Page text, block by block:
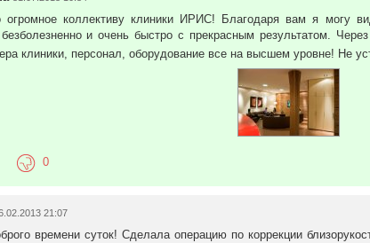
мультифокальных линз ReStor , позволяющих избавиться от очков как
края, только врачи центра «Ирис» имеют сертификаты фирмы Alcon
Центра «Ирис»); - лазерное лечение глаукомы по технологии SLT
день самым физиологичнсым видом лечсения глаукомы (внедрено в
Ex-PRESS шунтирование (внедрено в Красноярске специалистами Центра
(внедрено в Красноярске специалистами Центра «Ирис»).Обладая
и опытная команда профессионалов, в сочетании с самым новейшим в
необходимости мы выдаем листок нетрудоспособности. Кроме того, мы
на предприятии, где вы работаете, с какой страховой компанией имеется
или лечение катаракты, глаукомы и других заболеваний бесплатно. Мы
в договоре на проводимое лечение.Мы любим наших пациентов, и они
оборудовании, проводимом лечении вы можете найти на сайте нашей
вас вопрос наши специалистам: http://krasiris.ru/index-5/
огромное коллективу клиники ИРИС! Благодаря вам я могу
и очень быстро с прекрасным результатом.
клиники, персонал, оборудование все на высшем уровне! Не
0
21:07
времени суток! Сделала операцию по коррекции